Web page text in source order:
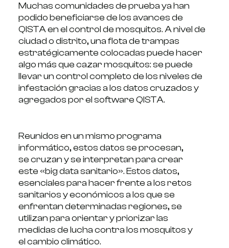
Muchas comunidades de prueba ya han
podido beneficiarse de los avances de
QISTA en el control de mosquitos. A nivel de
ciudad o distrito, una flota de trampas
estratégicamente colocadas puede hacer
algo más que cazar mosquitos: se puede
llevar un control completo de los niveles de
infestación gracias a los datos cruzados y
agregados por el software QISTA.
Reunidos en un mismo programa
informático, estos datos se procesan,
se cruzan y se interpretan para crear
este «big data sanitario». Estos datos,
esenciales para hacer frente a los retos
sanitarios y económicos a los que se
enfrentan determinadas regiones, se
utilizan para orientar y priorizar las
medidas de lucha contra los mosquitos y
el cambio climático.